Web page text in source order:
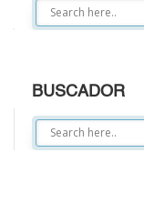
BUSCADOR